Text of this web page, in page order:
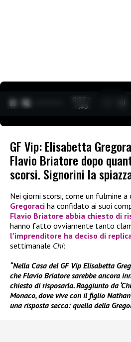
0:27 /
1:40
GF Vip: Elisabetta
Flavio Briatore dopo
scorsi. Signorini la
Nei giorni scorsi, come un fulmine a
Gregoraci ha confidato ai suoi
Flavio Briatore abbia chiesto di
hanno fatto ovviamente tanto
l’imprenditore ha deciso di
settimanale Chi:
“Nella Casa del GF Vip Elisabetta
che Flavio Briatore sarebbe ancora
chiesto di risposarla. Raggiunto da
Monaco, dove vive con il figlio
una risposta secca: quella della